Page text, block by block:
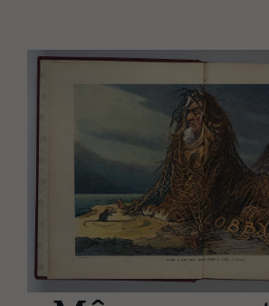
Image(s)